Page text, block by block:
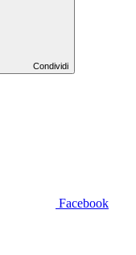
Condividi
Facebook